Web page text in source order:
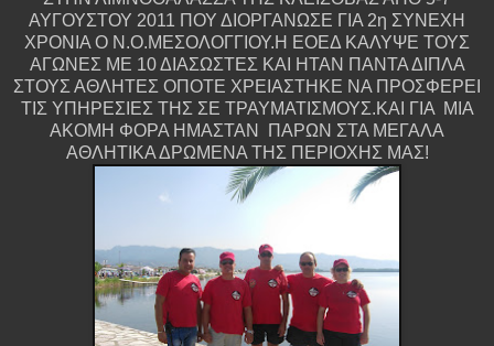
ΑΥΓΟΥΣΤΟΥ 2011 ΠΟΥ ΔΙΟΡΓΑΝΩΣΕ ΓΙΑ 2η ΣΥΝΕΧΗ
ΧΡΟΝΙΑ Ο Ν.Ο.ΜΕΣΟΛΟΓΓΙΟΥ.Η ΕΟΕΔ ΚΑΛΥΨΕ ΤΟΥΣ
ΑΓΩΝΕΣ ΜΕ 10 ΔΙΑΣΩΣΤΕΣ ΚΑΙ ΗΤΑΝ ΠΑΝΤΑ ΔΙΠΛΑ
ΣΤΟΥΣ ΑΘΛΗΤΕΣ ΟΠΟΤΕ ΧΡΕΙΑΣΤΗΚΕ ΝΑ ΠΡΟΣΦΕΡΕΙ
ΤΙΣ ΥΠΗΡΕΣΙΕΣ ΤΗΣ ΣΕ ΤΡΑΥΜΑΤΙΣΜΟΥΣ.ΚΑΙ ΓΙΑ ΜΙΑ
ΑΚΟΜΗ ΦΟΡΑ ΗΜΑΣΤΑΝ ΠΑΡΩΝ ΣΤΑ ΜΕΓΑΛΑ
ΑΘΛΗΤΙΚΑ ΔΡΩΜΕΝΑ ΤΗΣ ΠΕΡΙΟΧΗΣ ΜΑΣ!